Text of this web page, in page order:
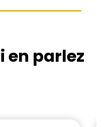
en parlez